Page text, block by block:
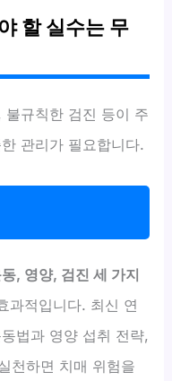
할 실수는 무
규칙한 검진 등이 주
관리가 필요합니다.
, 영양, 검진 세 가지
과적입니다. 최신 연
법과 영양 섭취 전략,
천하면 치매 위험을